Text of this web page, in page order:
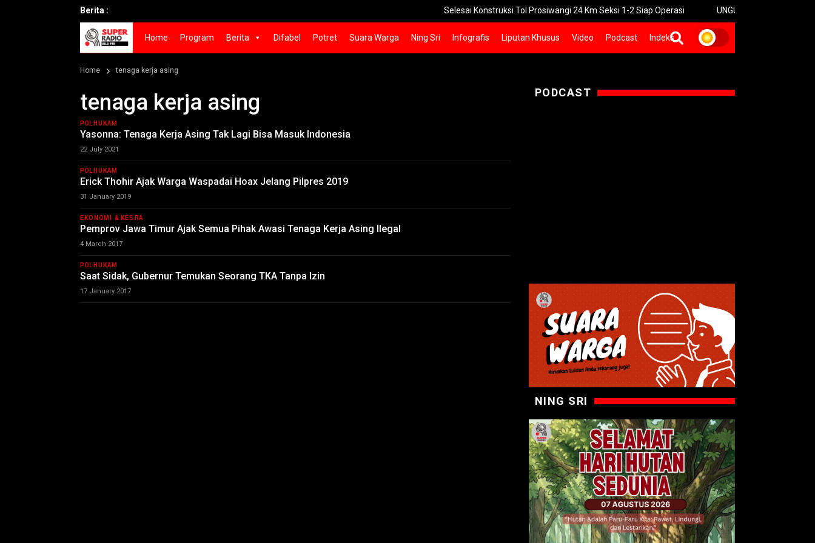
Berita : Selesai Konstruksi Tol Prosiwangi 24 Km Seksi 1-2 Siap Operasi UNGU Rilis Video Musik “Utara-
Home Program Berita Difabel Potret Suara Warga Ning Sri Infografis Liputan Khusus Video Podcast Indeks
Home tenaga kerja asing
tenaga kerja asing
POLHUKAM
Yasonna: Tenaga Kerja Asing Tak Lagi Bisa Masuk Indonesia
22 July 2021
POLHUKAM
Erick Thohir Ajak Warga Waspadai Hoax Jelang Pilpres 2019
31 January 2019
EKONOMI & KESRA
Pemprov Jawa Timur Ajak Semua Pihak Awasi Tenaga Kerja Asing Ilegal
4 March 2017
POLHUKAM
Saat Sidak, Gubernur Temukan Seorang TKA Tanpa Izin
17 January 2017
PODCAST
NING SRI